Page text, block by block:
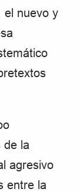
el nuevo y
de la
agresivo
entre la